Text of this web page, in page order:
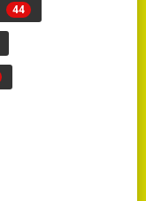
44